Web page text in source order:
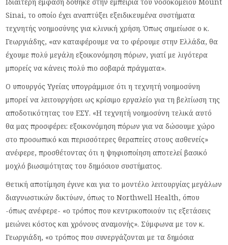
Sinai, το οποίο έχει αναπτύξει εξειδικευμένα συστήματα
τεχνητής νοημοσύνης για κλινική χρήση. Όπως σημείωσε ο κ.
Γεωργιάδης, «αν καταφέρουμε να το φέρουμε στην Ελλάδα, θα
έχουμε πολύ μεγάλη εξοικονόμηση πόρων, γιατί με λιγότερα
μπορείς να κάνεις πολύ πιο σοβαρά πράγματα».
Ο υπουργός Υγείας υπογράμμισε ότι η τεχνητή νοημοσύνη
μπορεί να λειτουργήσει ως κρίσιμο εργαλείο για τη βελτίωση της
αποδοτικότητας του ΕΣΥ. «Η τεχνητή νοημοσύνη τελικά αυτό
θα μας προσφέρει: εξοικονόμηση πόρων για να δώσουμε χώρο
στο προσωπικό και περισσότερες θεραπείες στους ασθενείς»
ανέφερε, προσθέτοντας ότι η ψηφιοποίηση αποτελεί βασικό
μοχλό βιωσιμότητας του δημόσιου συστήματος.
Θετική αποτίμηση έγινε και για το μοντέλο λειτουργίας μεγάλων
διαγνωστικών δικτύων, όπως το Northwell Health, όπου
-όπως ανέφερε- «ο τρόπος που κεντρικοποιούν τις εξετάσεις
μειώνει κόστος και χρόνους αναμονής». Σύμφωνα με τον κ.
Γεωργιάδη, «ο τρόπος που συνεργάζονται με τα δημόσια